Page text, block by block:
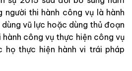
người thi hành công vụ là hành
vũ lực hoặc dùng thủ đoạn
công vụ thực hiện công vụ
họ thực hiện hành vi trái pháp